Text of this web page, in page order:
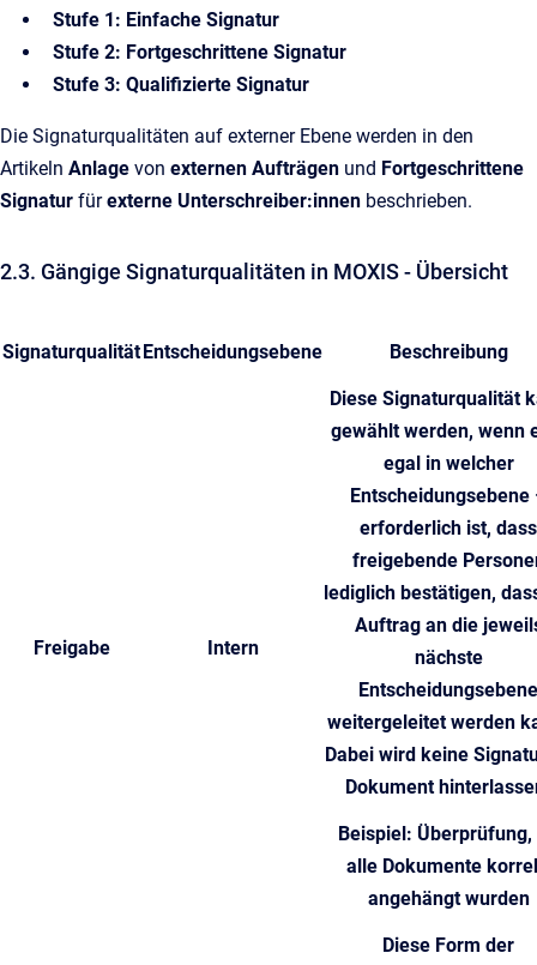
Stufe 1: Einfache Signatur
Stufe 2: Fortgeschrittene Signatur
Stufe 3: Qualifizierte Signatur
Die Signaturqualitäten auf externer Ebene werden in den
Artikeln Anlage von externen Aufträgen und Fortgeschrittene
Signatur fürexterne Unterschreiber:innen beschrieben.
2.3. Gängige Signaturqualitäten in MOXIS - Übersicht
SignaturqualitätEntscheidungsebene Beschreibung
Freigabe Intern
Diese Signaturqualität
gewählt werden, wenn
egal in welcher
Entscheidungsebene
erforderlich ist, dass
freigebende
lediglich bestätigen,
Auftrag an die
nächste
Entscheidungsebene
weitergeleitet werden
Dabei wird keine
Dokument
Beispiel: Überprüfung,
alle Dokumente
angehängt wurden
Diese Form der